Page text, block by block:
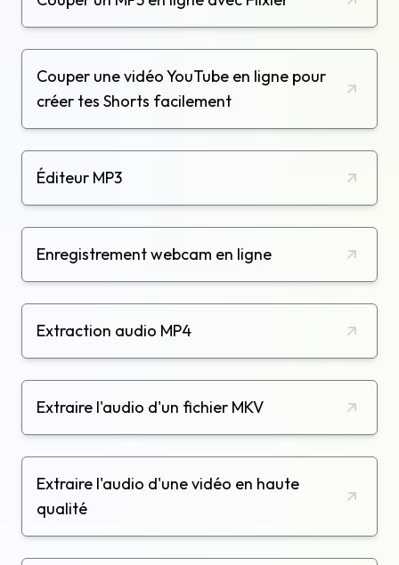
Couper une vidéo YouTube en ligne pour
créer tes Shorts facilement
Éditeur MP3
Enregistrement webcam en ligne
Extraction audio MP4
Extraire l'audio d'un fichier MKV
Extraire l'audio d'une vidéo en haute
qualité